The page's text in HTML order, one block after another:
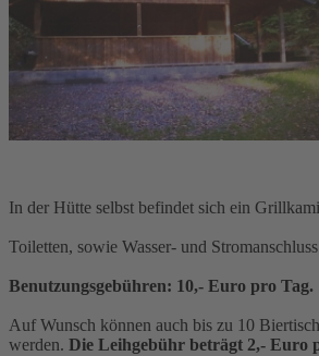
In der Hütte selbst befindet sich ein
Toiletten, sowie Wasser- und
Benutzungsgebühren: 10,- Euro pro Tag.
Auf Wunsch können auch bis zu 10
werden. Die Leihgebühr beträgt 2,- Euro